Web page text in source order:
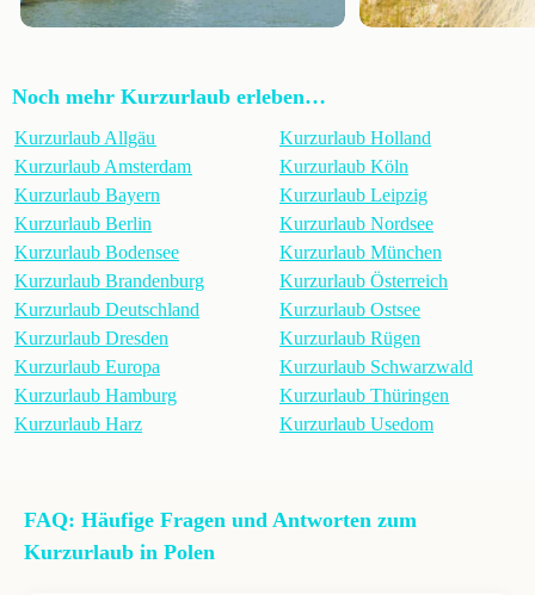
Noch mehr Kurzurlaub erleben…
Kurzurlaub Allgäu
Kurzurlaub Amsterdam
Kurzurlaub Bayern
Kurzurlaub Berlin
Kurzurlaub Bodensee
Kurzurlaub Brandenburg
Kurzurlaub Deutschland
Kurzurlaub Dresden
Kurzurlaub Europa
Kurzurlaub Hamburg
Kurzurlaub Harz
Kurzurlaub Holland
Kurzurlaub Köln
Kurzurlaub Leipzig
Kurzurlaub Nordsee
Kurzurlaub München
Kurzurlaub Österreich
Kurzurlaub Ostsee
Kurzurlaub Rügen
Kurzurlaub Schwarzwald
Kurzurlaub Thüringen
Kurzurlaub Usedom
FAQ: Häufige Fragen und Antworten zum
Kurzurlaub in Polen